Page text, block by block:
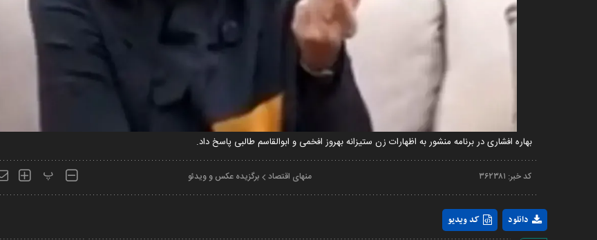
بهاره افشاری در برنامه منشور به اظهارات زن ستیزانه بهروز افخمی و ابوالقاسم طالبی پاسخ داد.
کد خبر: ۳۶۲۳۸۱ منهای اقتصاد برگزیده عکس و ویدئو پ
کد ویدیو دانلود